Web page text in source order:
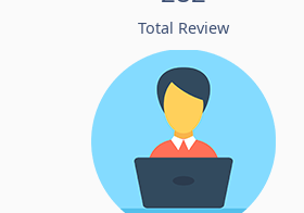
Total Review